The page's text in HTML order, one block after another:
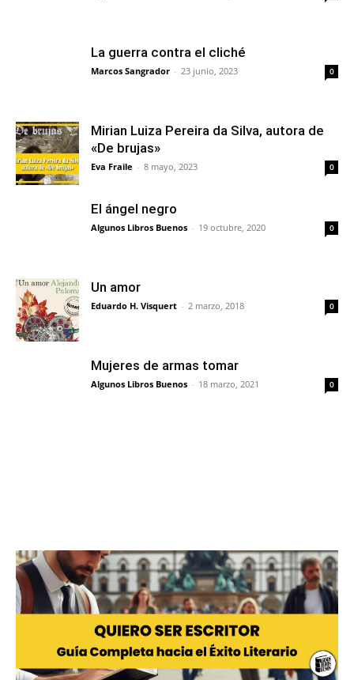
La guerra contra el cliché
Marcos Sangrador - 23 junio, 2023 0
Mirian Luiza Pereira da Silva, autora de
«De brujas»
Eva Fraile - 8 mayo, 2023 0
El ángel negro
Algunos Libros Buenos - 19 octubre, 2020 0
Un amor
Eduardo H. Visquert - 2 marzo, 2018 0
Mujeres de armas tomar
Algunos Libros Buenos - 18 marzo, 2021 0